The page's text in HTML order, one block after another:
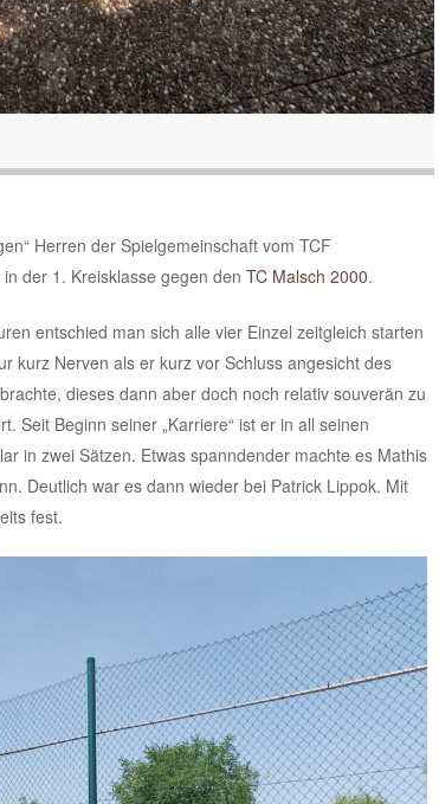
Herren der Spielgemeinschaft vom TCF
der 1. Kreisklasse gegen den TC Malsch 2000.
entschied man sich alle vier Einzel zeitgleich starten
kurz Nerven als er kurz vor Schluss angesicht des
dieses dann aber doch noch relativ souverän zu
Seit Beginn seiner „Karriere“ ist er in all seinen
in zwei Sätzen. Etwas spanndender machte es Mathis
Deutlich war es dann wieder bei Patrick Lippok. Mit
fest.